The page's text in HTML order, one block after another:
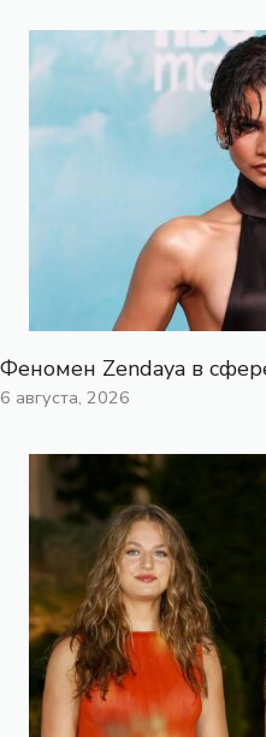
Феномен Zendaya в
6 августа, 2026